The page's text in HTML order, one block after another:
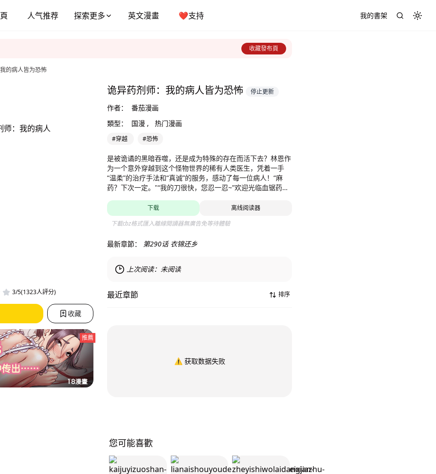
人气推荐 探索更多 英文漫畫 ❤️支持 我的書架
收藏發布頁
的病人皆为恐怖
3/5(1323人評分)
收藏
推薦
诡异药剂师：我的病人皆为恐怖 停止更新
作者：
番茄漫画
類型：
国漫 , 热门漫画
#穿越 #恐怖
是被诡谲的黑暗吞噬，还是成为特殊的存在而活下去？林恩作
为一个意外穿越到这个怪物世界的稀有人类医生，凭着一手
“温柔”的治疗手法和“真诚”的服务，感动了每一位病人！“麻
药？下次一定。"“我的刀很快，您忍一忍~”欢迎光临血锯药剂
下载
离线阅读器
下載cbz格式匯入離線閱讀器無廣告免等待體驗
最新章節： 第290话 衣锦还乡
上次阅读： 未阅读
最近章節 排序
⚠️ 获取数据失败
您可能喜歡